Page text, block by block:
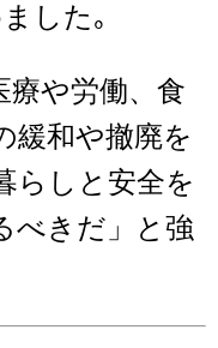
した｡
や労働、食
緩和や撤廃を
らしと安全を
べきだ」と強